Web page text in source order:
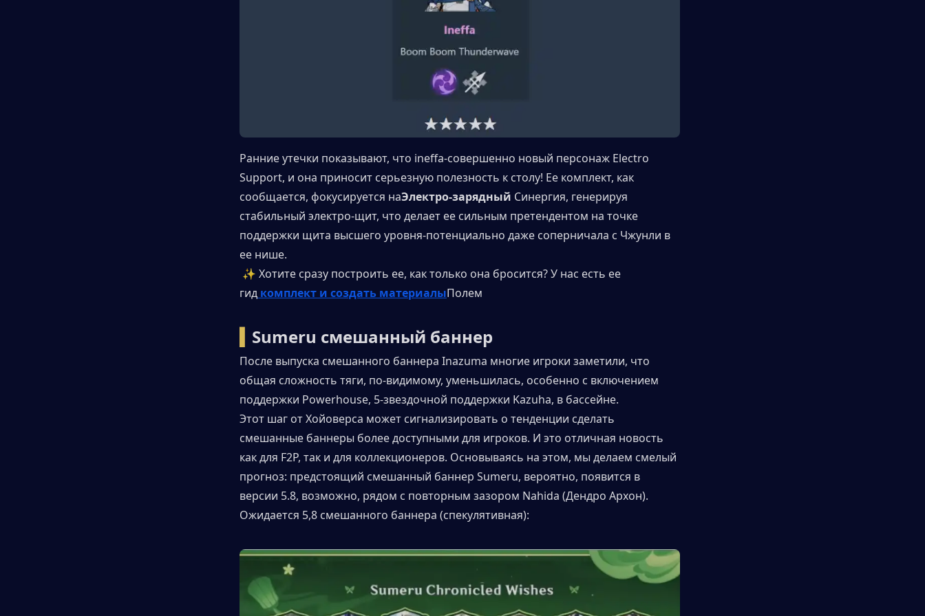
Ранние утечки показывают, что ineffa-совершенно новый персонаж Electro
Support, и она приносит серьезную полезность к столу! Ее комплект, как
сообщается, фокусируется наЭлектро-зарядный Синергия, генерируя
стабильный электро-щит, что делает ее сильным претендентом на точке
поддержки щита высшего уровня-потенциально даже соперничала с Чжунли в
ее нише.
✨ Хотите сразу построить ее, как только она бросится? У нас есть ее
гид комплект и создать материалыПолем
Sumeru смешанный баннер
После выпуска смешанного баннера Inazuma многие игроки заметили, что
общая сложность тяги, по-видимому, уменьшилась, особенно с включением
поддержки Powerhouse, 5-звездочной поддержки Kazuha, в бассейне.
Этот шаг от Хойоверса может сигнализировать о тенденции сделать
смешанные баннеры более доступными для игроков. И это отличная новость
как для F2P, так и для коллекционеров. Основываясь на этом, мы делаем смелый
прогноз: предстоящий смешанный баннер Sumeru, вероятно, появится в
версии 5.8, возможно, рядом с повторным зазором Nahida (Дендро Архон).
Ожидается 5,8 смешанного баннера (спекулятивная):